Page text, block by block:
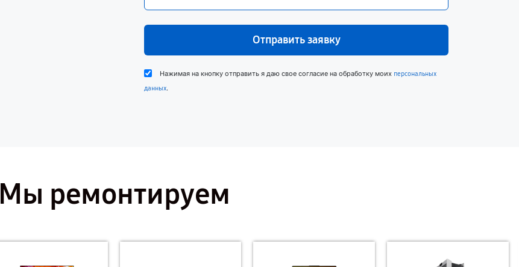
Отправить заявку
Нажимая на кнопку отправить я даю свое согласие на обработку моих персональных
данных.
Мы ремонтируем